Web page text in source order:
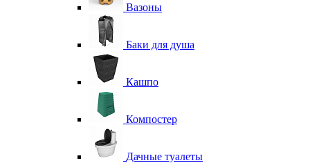
Вазоны
Баки для душа
Кашпо
Компостер
Дачные туалеты